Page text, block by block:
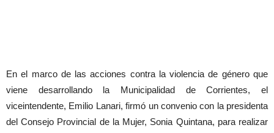
En el marco de las acciones contra la violencia de género que
viene desarrollando la Municipalidad de Corrientes, el
viceintendente, Emilio Lanari, firmó un convenio con la presidenta
del Consejo Provincial de la Mujer, Sonia Quintana, para realizar